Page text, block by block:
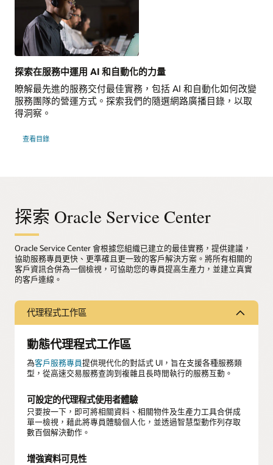
探索在服務中運用 AI 和自動化的力量
瞭解最先進的服務交付最佳實務，包括 AI 和自動化如何改變
服務團隊的營運方式。探索我們的隨選網路廣播目錄，以取
得洞察。
查看目錄
探索 Oracle Service Center
Oracle Service Center 會根據您組織已建立的最佳實務，提供建議，
協助服務專員更快、更準確且更一致的客戶解決方案。將所有相關的
客戶資訊合併為一個檢視，可協助您的專員提高生產力，並建立真實
的客戶連線。
代理程式工作區
動態代理程式工作區
為客戶服務專員提供現代化的對話式 UI，旨在支援各種服務類
型，從高速交易服務查詢到複雜且長時間執行的服務互動。
可設定的代理程式使用者體驗
只要按一下，即可將相關資料、相關物件及生產力工具合併成
單一檢視，藉此將專員體驗個人化，並透過智慧型動作列存取
數百個解決動作。
增強資料可見性